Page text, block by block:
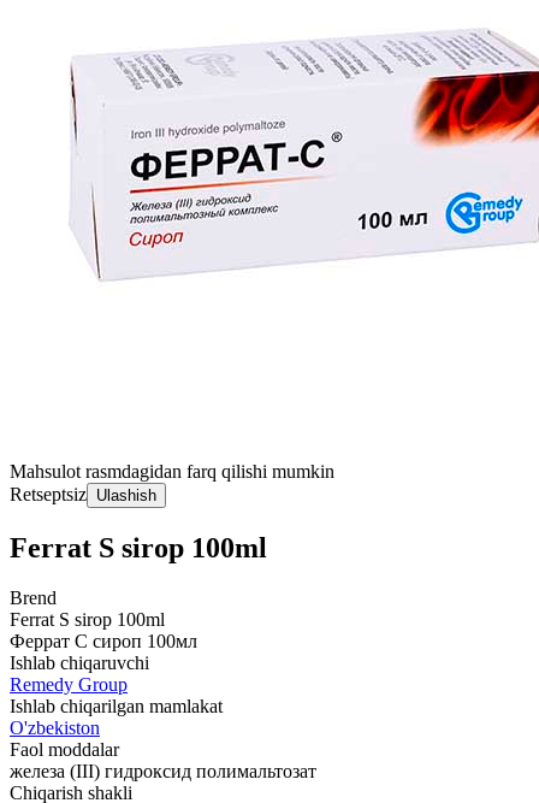
Mahsulot rasmdagidan farq qilishi mumkin
Retseptsiz Ulashish
Ferrat S sirop 100ml
Brend
Ferrat S sirop 100ml
Феррат С сироп 100мл
Ishlab chiqaruvchi
Remedy Group
Ishlab chiqarilgan mamlakat
O'zbekiston
Faol moddalar
железа (III) гидроксид полимальтозат
Chiqarish shakli